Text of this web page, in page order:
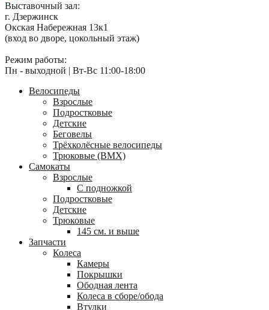
Выставочный зал:
г. Дзержинск
Окская Набережная 13к1
(вход во дворе, цокольный этаж)
Режим работы:
Пн - выходной | Вт-Вс 11:00-18:00
Велосипеды
Взрослые
Подростковые
Детские
Беговелы
Трёхколёсные велосипеды
Трюковые (BMX)
Самокаты
Взрослые
С подножкой
Подростковые
Детские
Трюковые
145 см. и выше
Запчасти
Колеса
Камеры
Покрышки
Ободная лента
Колеса в сборе/обода
Втулки